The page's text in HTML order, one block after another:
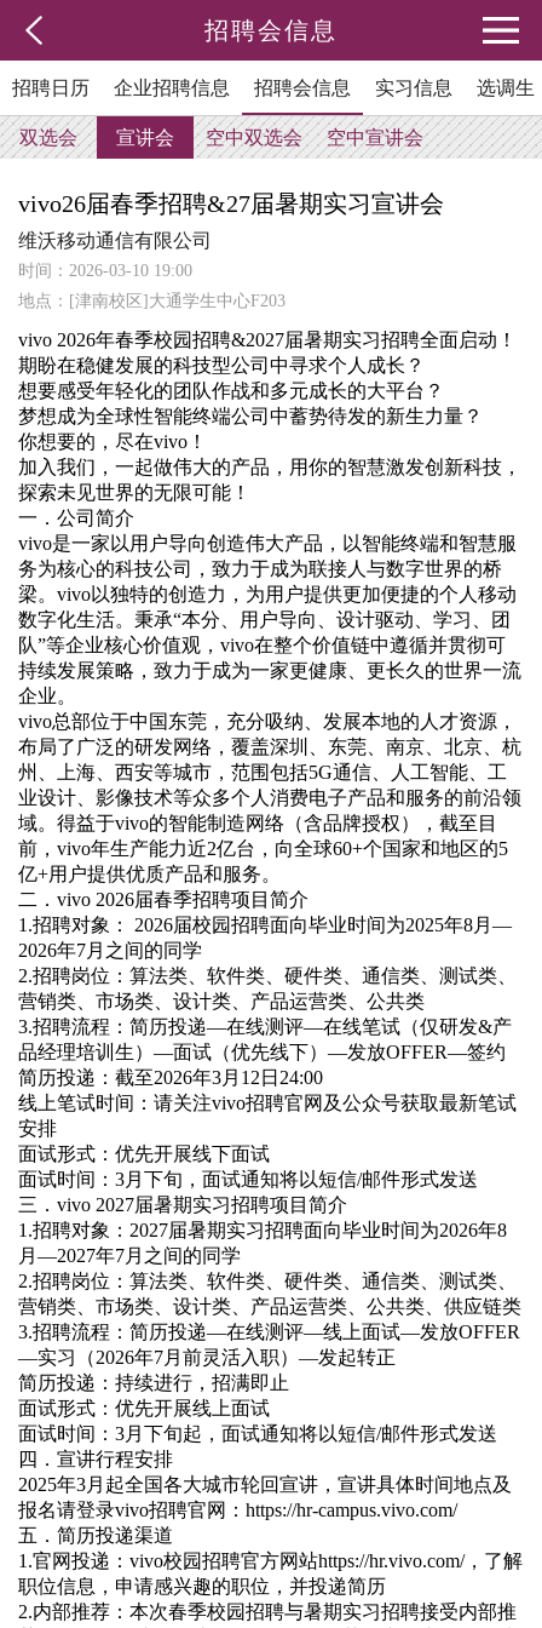
招聘会信息
招聘日历 企业招聘信息 招聘会信息 实习信息 选调生
双选会 宣讲会 空中双选会 空中宣讲会
vivo26届春季招聘&27届暑期实习宣讲会
维沃移动通信有限公司
时间：2026-03-10 19:00
地点：[津南校区]大通学生中心F203
vivo 2026年春季校园招聘&2027届暑期实习招聘全面启动！
期盼在稳健发展的科技型公司中寻求个人成长？
想要感受年轻化的团队作战和多元成长的大平台？
梦想成为全球性智能终端公司中蓄势待发的新生力量？
你想要的，尽在vivo！
加入我们，一起做伟大的产品，用你的智慧激发创新科技，
探索未见世界的无限可能！
一．公司简介
vivo是一家以用户导向创造伟大产品，以智能终端和智慧服
务为核心的科技公司，致力于成为联接人与数字世界的桥
梁。vivo以独特的创造力，为用户提供更加便捷的个人移动
数字化生活。秉承“本分、用户导向、设计驱动、学习、团
队”等企业核心价值观，vivo在整个价值链中遵循并贯彻可
持续发展策略，致力于成为一家更健康、更长久的世界一流
企业。
vivo总部位于中国东莞，充分吸纳、发展本地的人才资源，
布局了广泛的研发网络，覆盖深圳、东莞、南京、北京、杭
州、上海、西安等城市，范围包括5G通信、人工智能、工
业设计、影像技术等众多个人消费电子产品和服务的前沿领
域。得益于vivo的智能制造网络（含品牌授权），截至目
前，vivo年生产能力近2亿台，向全球60+个国家和地区的5
亿+用户提供优质产品和服务。
二．vivo 2026届春季招聘项目简介
1.招聘对象： 2026届校园招聘面向毕业时间为2025年8月—
2026年7月之间的同学
2.招聘岗位：算法类、软件类、硬件类、通信类、测试类、
营销类、市场类、设计类、产品运营类、公共类
3.招聘流程：简历投递—在线测评—在线笔试（仅研发&产
品经理培训生）—面试（优先线下）—发放OFFER—签约
简历投递：截至2026年3月12日24:00
线上笔试时间：请关注vivo招聘官网及公众号获取最新笔试
安排
面试形式：优先开展线下面试
面试时间：3月下旬，面试通知将以短信/邮件形式发送
三．vivo 2027届暑期实习招聘项目简介
1.招聘对象：2027届暑期实习招聘面向毕业时间为2026年8
月—2027年7月之间的同学
2.招聘岗位：算法类、软件类、硬件类、通信类、测试类、
营销类、市场类、设计类、产品运营类、公共类、供应链类
3.招聘流程：简历投递—在线测评—线上面试—发放OFFER
—实习（2026年7月前灵活入职）—发起转正
简历投递：持续进行，招满即止
面试形式：优先开展线上面试
面试时间：3月下旬起，面试通知将以短信/邮件形式发送
四．宣讲行程安排
2025年3月起全国各大城市轮回宣讲，宣讲具体时间地点及
报名请登录vivo招聘官网：https://hr-campus.vivo.com/
五．简历投递渠道
1.官网投递：vivo校园招聘官方网站https://hr.vivo.com/，了解
职位信息，申请感兴趣的职位，并投递简历
2.内部推荐：本次春季校园招聘与暑期实习招聘接受内部推